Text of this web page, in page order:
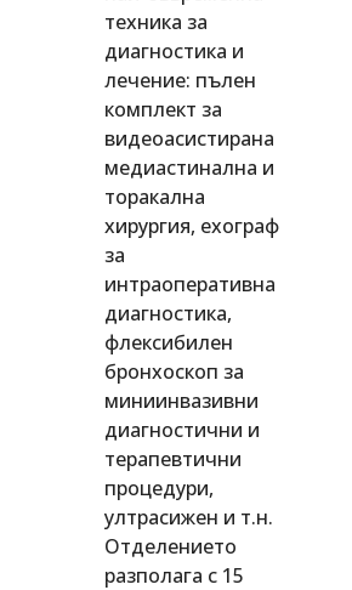
техника за
диагностика и
лечение: пълен
комплект за
видеоасистирана
медиастинална и
торакална
хирургия, ехограф
за
интраоперативна
диагностика,
флексибилен
бронхоскоп за
миниинвазивни
диагностични и
терапевтични
процедури,
ултрасижен и т.н.
Отделението
разполага с 15